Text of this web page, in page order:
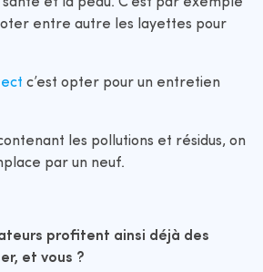
et la peau. C’est par exemple
entre autre les layettes pour
c’est opter pour un entretien
les pollutions et résidus, on
par un neuf.
profitent ainsi déjà des
et vous ?